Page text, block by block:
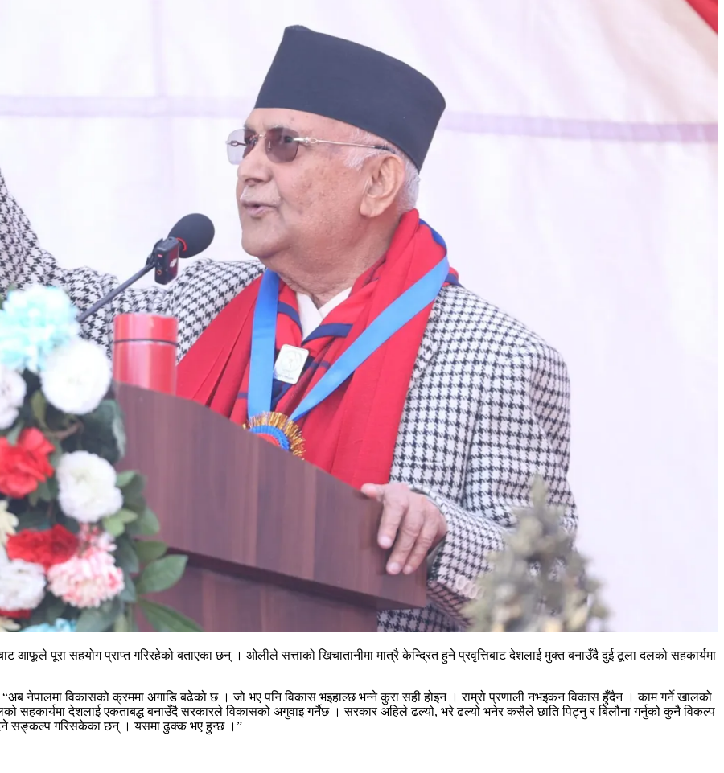
आफूले पूरा सहयोग प्राप्त गरिरहेको बताएका छन् । ओलीले सत्ताको खिचातानीमा मात्रै केन्द्रित हुने प्रवृत्तिबाट देशलाई मुक्त बनाउँदै दुई ठूला दलको सहकार्यमा
नेपालमा विकासको क्रममा अगाडि बढेको छ । जो भए पनि विकास भइहाल्छ भन्ने कुरा सही होइन । राम्रो प्रणाली नभइकन विकास हुँदैन । काम गर्ने खालको
सहकार्यमा देशलाई एकताबद्ध बनाउँदै सरकारले विकासको अगुवाइ गर्नैछ । सरकार अहिले ढल्यो, भरे ढल्यो भनेर कसैले छाति पिट्नु र बिलौना गर्नुको कुनै विकल्प
सङ्कल्प गरिसकेका छन् । यसमा ढुक्क भए हुन्छ ।”